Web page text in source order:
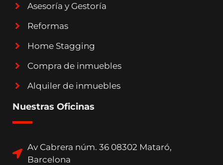
Asesoría y Gestoría
Reformas
Home Stagging
Compra de inmuebles
Alquiler de inmuebles
Nuestras Oficinas
Av Cabrera núm. 36 08302 Mataró,
Barcelona